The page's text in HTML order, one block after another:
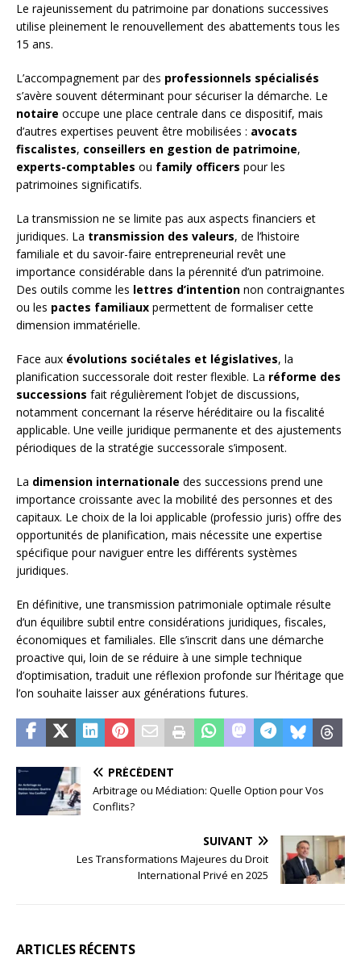
Le rajeunissement du patrimoine par donations successives
utilise pleinement le renouvellement des abattements tous les
15 ans.
L’accompagnement par des professionnels spécialisés
s’avère souvent déterminant pour sécuriser la démarche. Le
notaire occupe une place centrale dans ce dispositif, mais
d’autres expertises peuvent être mobilisées : avocats
fiscalistes, conseillers en gestion de patrimoine,
experts-comptables ou family officers pour les
patrimoines significatifs.
La transmission ne se limite pas aux aspects financiers et
juridiques. La transmission des valeurs, de l’histoire
familiale et du savoir-faire entrepreneurial revêt une
importance considérable dans la pérennité d’un patrimoine.
Des outils comme les lettres d’intention non contraignantes
ou les pactes familiaux permettent de formaliser cette
dimension immatérielle.
Face aux évolutions sociétales et législatives, la
planification successorale doit rester flexible. La réforme des
successions fait régulièrement l’objet de discussions,
notamment concernant la réserve héréditaire ou la fiscalité
applicable. Une veille juridique permanente et des ajustements
périodiques de la stratégie successorale s’imposent.
La dimension internationale des successions prend une
importance croissante avec la mobilité des personnes et des
capitaux. Le choix de la loi applicable (professio juris) offre des
opportunités de planification, mais nécessite une expertise
spécifique pour naviguer entre les différents systèmes
juridiques.
En définitive, une transmission patrimoniale optimale résulte
d’un équilibre subtil entre considérations juridiques, fiscales,
économiques et familiales. Elle s’inscrit dans une démarche
proactive qui, loin de se réduire à une simple technique
d’optimisation, traduit une réflexion profonde sur l’héritage que
l’on souhaite laisser aux générations futures.
PRÉCÉDENT
Arbitrage ou Médiation: Quelle Option pour Vos
Conflits?
SUIVANT
Les Transformations Majeures du Droit
International Privé en 2025
ARTICLES RÉCENTS